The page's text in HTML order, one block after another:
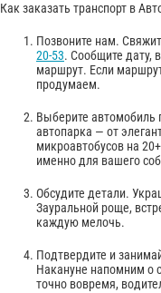
Как заказать транспорт в
Позвоните нам.
20-53. Сообщите дату,
маршрут. Если
продумаем.
Выберите
автопарка — от
микроавтобусов на
именно для вашего
Обсудите детали.
Зауральной роще,
каждую мелочь.
Подтвердите и
Накануне напомним о
точно вовремя,